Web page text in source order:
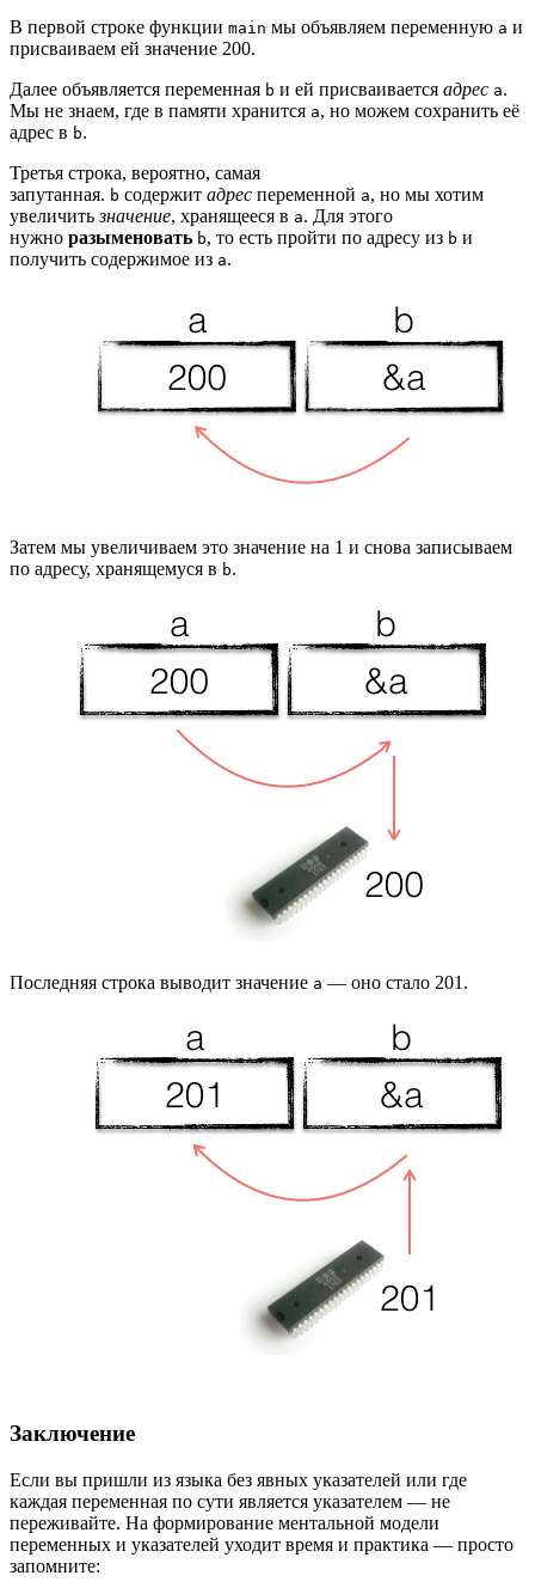
В первой строке функции main мы объявляем переменную a и
присваиваем ей значение 200.
Далее объявляется переменная b и ей присваивается адрес a.
Мы не знаем, где в памяти хранится a, но можем сохранить её
адрес в b.
Третья строка, вероятно, самая
запутанная. b содержит адрес переменной a, но мы хотим
увеличитьзначение, хранящееся в a. Для этого
нужно разыменовать b, то есть пройти по адресу из b и
получить содержимое из a.
Затем мы увеличиваем это значение на 1 и снова записываем
по адресу, хранящемуся в b.
Последняя строка выводит значение a — оно стало 201.
Заключение
Если вы пришли из языка без явных указателей или где
каждая переменная по сути является указателем — не
переживайте. На формирование ментальной модели
переменных и указателей уходит время и практика — просто
запомните: